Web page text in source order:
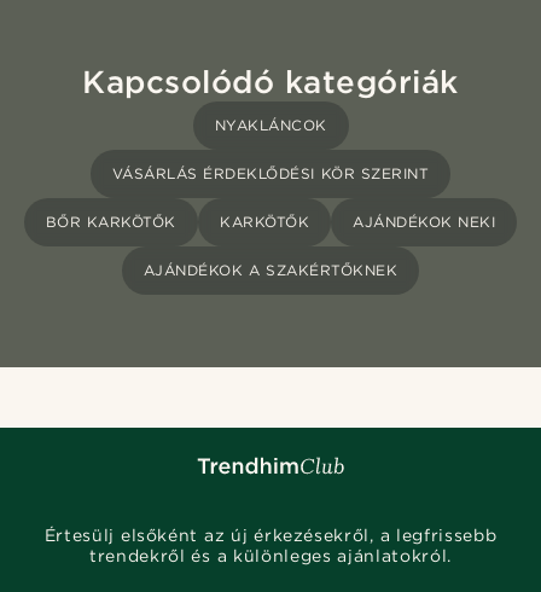
Kapcsolódó kategóriák
NYAKLÁNCOK
VÁSÁRLÁS ÉRDEKLŐDÉSI KÖR SZERINT
BŐR KARKÖTŐK KARKÖTŐK AJÁNDÉKOK NEKI
AJÁNDÉKOK A SZAKÉRTŐKNEK
Értesülj elsőként az új érkezésekről, a legfrissebb
trendekről és a különleges ajánlatokról.